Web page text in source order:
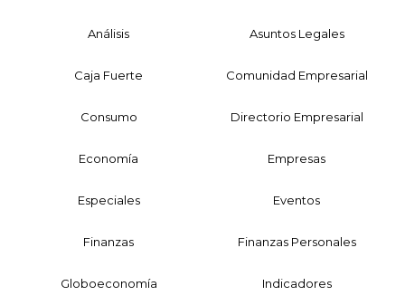
Análisis Asuntos Legales
Caja Fuerte Comunidad Empresarial
Consumo Directorio Empresarial
Economía Empresas
Especiales Eventos
Finanzas Finanzas Personales
Globoeconomía Indicadores